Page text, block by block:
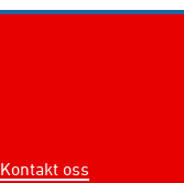
Kontakt oss